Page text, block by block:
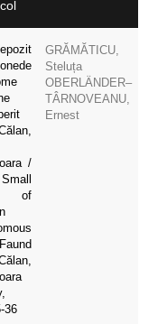
/
of
36
GRĂMĂTICU,
Steluța
OBERLÄNDER–
TÂRNOVEANU,
Ernest